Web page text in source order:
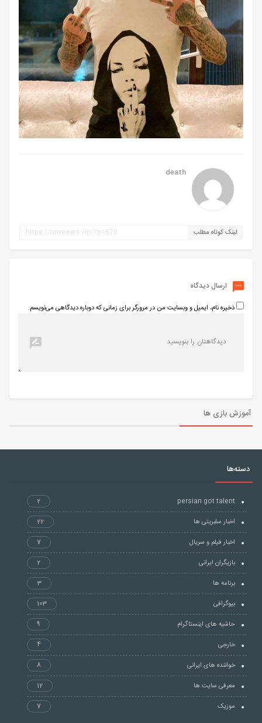
death
لینک کوتاه مطلب
ارسال دیدگاه
ذخیره نام، ایمیل و وبسایت من در مرورگر برای زمانی که دوباره دیدگاهی می‌نویسم.
آموزش بازی ها
دسته‌ها
persian got talent
2
اخبار سلبریتی ها
22
اخبار فیلم و سریال
7
بازیگران ایرانی
2
برنامه ها
3
بیوگرافی
103
حاشیه های اینستاگرام
9
خارجی
4
خواننده های ایرانی
8
معرفی سایت ها
12
موزیک
7